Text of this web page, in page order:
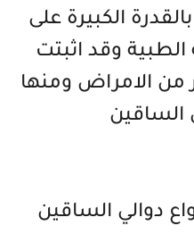
الكبيرة على
الطبية وقد اثبتت
من الامراض ومنها
الساقين
دوالي الساقين